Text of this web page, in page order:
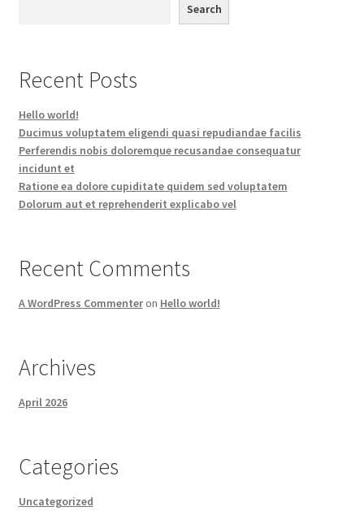
Search
Recent Posts
Hello world!
Ducimus voluptatem eligendi quasi repudiandae facilis
Perferendis nobis doloremque recusandae consequatur
incidunt et
Ratione ea dolore cupiditate quidem sed voluptatem
Dolorum aut et reprehenderit explicabo vel
Recent Comments
A WordPress Commenteron Hello world!
Archives
April 2026
Categories
Uncategorized